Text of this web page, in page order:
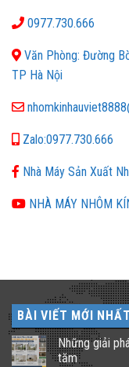
0977.730.666
Văn Phòng: Đường
TP Hà Nội
Zalo:0977.730.666
Nhà Máy Sản Xuất
NHÀ MÁY NHÔM
BÀI VIẾT MỚI NHẤT
Những giải
tăm